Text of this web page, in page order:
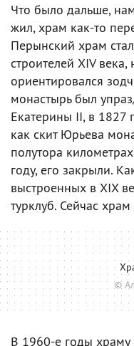
Что было дальше,
жил, храм как-то
Перынский храм
строителей XIV
ориентировался
монастырь был
Екатерины II, в 1827
как скит Юрьева
полутора
году, его закрыли.
выстроенных в XIX
турклуб. Сейчас
©
В 1960-е годы храму